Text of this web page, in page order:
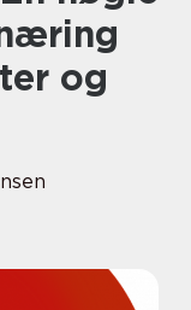
og